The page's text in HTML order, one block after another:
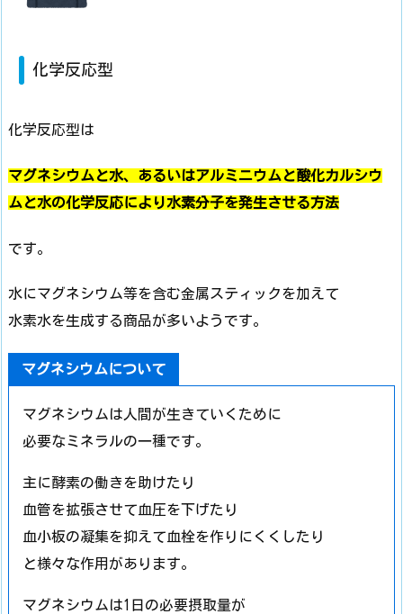
化学反応型
化学反応型は
マグネシウムと水、あるいはアルミニウムと酸化カルシウ
ムと水の化学反応により水素分子を発生させる方法
です。
水にマグネシウム等を含む金属スティックを加えて
水素水を生成する商品が多いようです。
マグネシウムについて
マグネシウムは人間が生きていくために
必要なミネラルの一種です。
主に酵素の働きを助けたり
血管を拡張させて血圧を下げたり
血小板の凝集を抑えて血栓を作りにくくしたり
と様々な作用があります。
マグネシウムは1日の必要摂取量が